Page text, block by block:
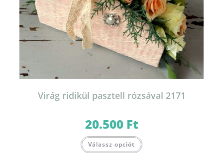
Virág ridikül pasztell rózsával 2171
20.500 Ft
Válassz opciót